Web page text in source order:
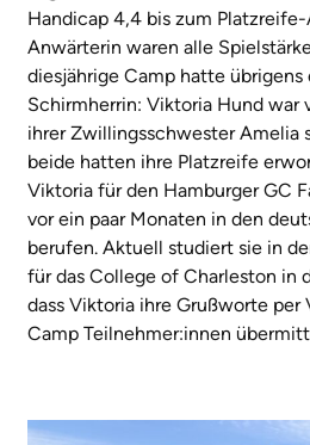
Handicap 4,4 bis zum
Anwärterin waren alle
diesjährige Camp hatte
Schirmherrin: Viktoria Hund war
ihrer Zwillingsschwester Amelia
beide hatten ihre Platzreife
Viktoria für den Hamburger GC
vor ein paar Monaten in den
berufen. Aktuell studiert sie in
für das College of Charleston in
dass Viktoria ihre Grußworte
Camp Teilnehmer:innen